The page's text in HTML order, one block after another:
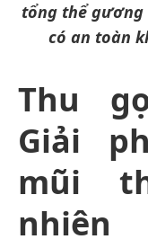
tổng thể gương
có an toàn
Thu
Giải
mũi
nhiên